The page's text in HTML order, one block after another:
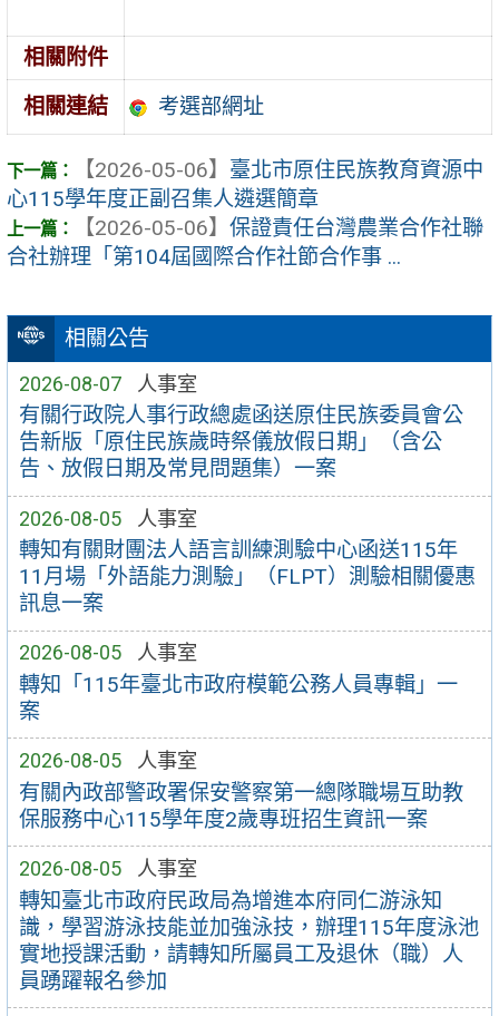
相關公告
2026-08-07 人事室
有關行政院人事行政總處函送原住民族委員會公
告新版「原住民族歲時祭儀放假日期」（含公
告、放假日期及常見問題集）一案
2026-08-05 人事室
轉知有關財團法人語言訓練測驗中心函送115年
11月場「外語能力測驗」（FLPT）測驗相關優惠
訊息一案
2026-08-05 人事室
轉知「115年臺北市政府模範公務人員專輯」一
案
2026-08-05 人事室
有關內政部警政署保安警察第一總隊職場互助教
保服務中心115學年度2歲專班招生資訊一案
2026-08-05 人事室
轉知臺北市政府民政局為增進本府同仁游泳知
識，學習游泳技能並加強泳技，辦理115年度泳池
實地授課活動，請轉知所屬員工及退休（職）人
員踴躍報名參加
相關附件
相關連結
考選部網址
【2026-05-06】 臺北市原住民族教育資源中
心115學年度正副召集人遴選簡章
【2026-05-06】 保證責任台灣農業合作社聯
合社辦理「第104屆國際合作社節合作事 ...